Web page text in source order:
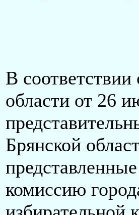
В
области от 26
Брянской
комиссию